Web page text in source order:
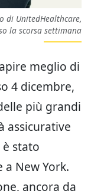
di UnitedHealthcare,
la scorsa settimana
meglio di
4 dicembre,
più grandi
assicurative
stato
New York.
ancora da